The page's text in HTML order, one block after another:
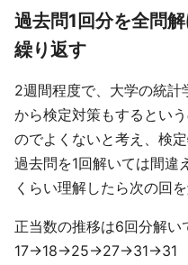
過去問1回分を全問
繰り返す
2週間程度で、大学の統計
から検定対策もするとい
のでよくないと考え、検
過去問を1回解いては間違
くらい理解したら次の回
正当数の推移は6回分解い
17→18→25→27→31→31